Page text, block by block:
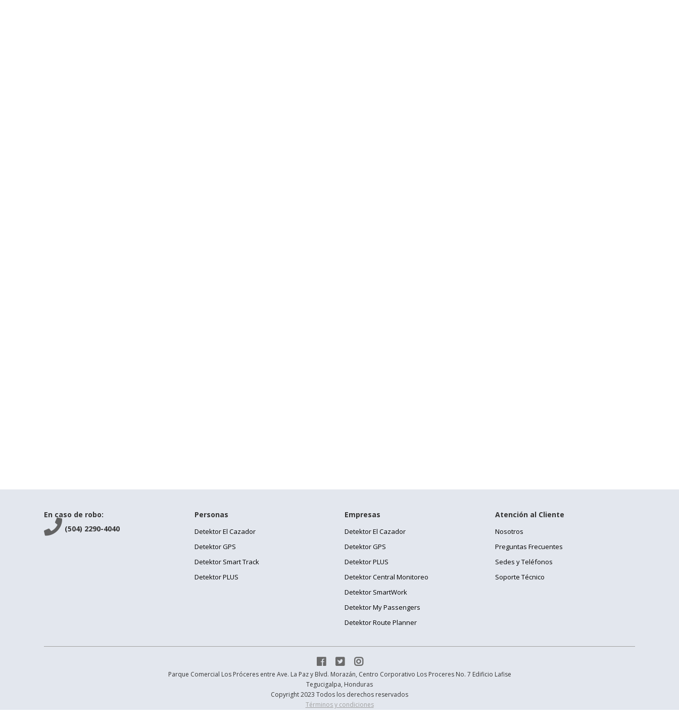
En caso de robo:
 (504) 2290-4040
Personas
Detektor El Cazador
Detektor GPS
Detektor Smart Track
Detektor PLUS
Empresas
Detektor El Cazador
Detektor GPS
Detektor PLUS
Detektor Central Monitoreo
Detektor SmartWork
Detektor My Passengers
Detektor Route Planner
Atención al Cliente
Nosotros
Preguntas Frecuentes
Sedes y Teléfonos
Soporte Técnico
Copyright 2023 Todos los derechos reservados
Términos y condiciones
  
Parque Comercial Los Próceres entre Ave. La Paz y Blvd. Morazán, Centro Corporativo Los Proceres No. 7 Edificio Lafise
Tegucigalpa, Honduras